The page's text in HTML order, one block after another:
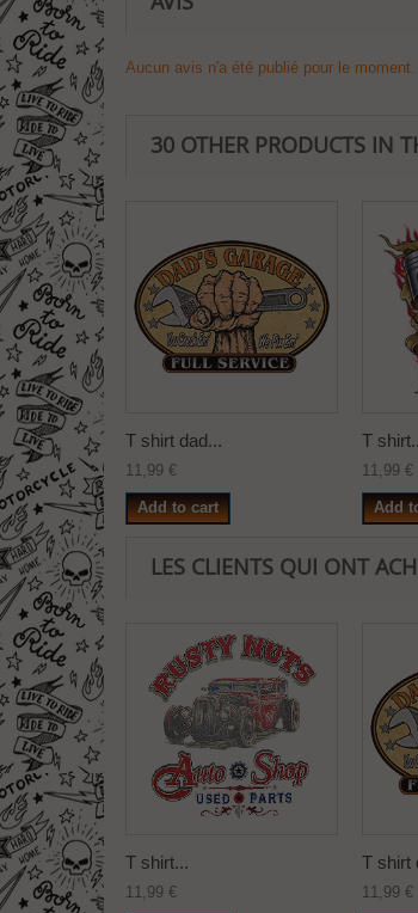
Aucun avis n'a été publié pour le moment.
30 OTHER PRODUCTS IN
T shirt dad...
11,99 €
Add to cart
T
11,99 €
Add
LES CLIENTS QUI ONT
T shirt...
11,99 €
T shirt
11,99 €